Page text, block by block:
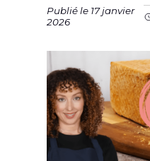
Publié le 17 janvier
2026